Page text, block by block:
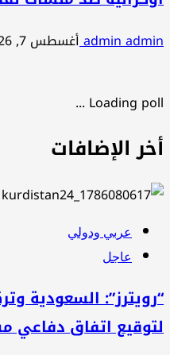
admin adminأغسطس 7, 2026
Loading poll ...
أخر الإضافات
عربي ودولي
عاجل
“رويترز”: السعودية
لتوقيع اتفاق دفاعي